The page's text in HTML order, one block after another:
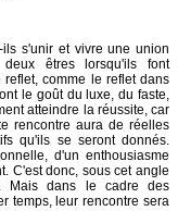
s'unir et vivre une union
êtres lorsqu'ils font
comme le reflet dans
le goût du luxe, du faste,
atteindre la réussite, car
rencontre aura de réelles
qu'ils se seront donnés.
d'un enthousiasme
C'est donc, sous cet angle
Mais dans le cadre des
temps, leur rencontre sera